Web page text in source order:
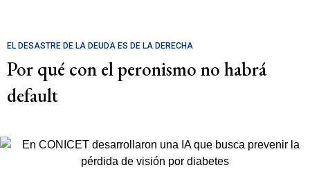
EL DESASTRE DE LA DEUDA ES DE LA DERECHA
Por qué con el peronismo no habrá
default